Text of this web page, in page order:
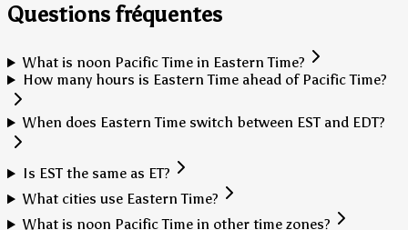
Questions fréquentes
What is noon Pacific Time in Eastern Time?
How many hours is Eastern Time ahead of Pacific Time?
When does Eastern Time switch between EST and EDT?
Is EST the same as ET?
What cities use Eastern Time?
What is noon Pacific Time in other time zones?